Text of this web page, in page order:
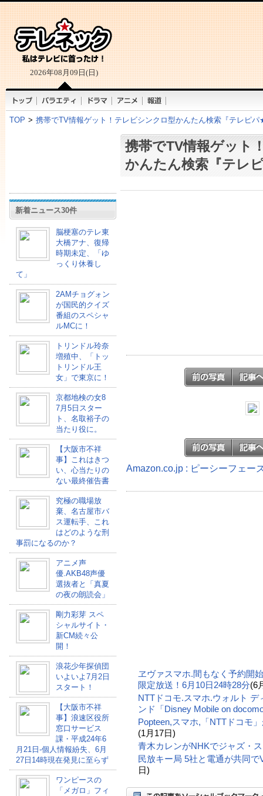
2026年08月09日(日)
TOP > 携帯でTV情報ゲット！テレビシンクロ型かんたん検索『テレピ
新着ニュース30件
脳梗塞のテレ東
大橋アナ、復帰
時期未定、「ゆ
っくり休養し
て」
2AMチョグォン
が国民的クイズ
番組のスペシャ
ルMCに！
トリンドル玲奈
増殖中、「トッ
トリンドル王
女」で東京に！
京都地検の女8
7月5日スター
ト、名取裕子の
当たり役に。
【大阪市不祥
事】これはきつ
い、心当たりの
ない最終催告書
究極の職場放
棄、名古屋市バ
ス運転手、これ
はどのような刑
事罰になるのか？
アニメ声
優.AKB48声優
選抜者と「真夏
の夜の朗読会」
剛力彩芽 スペ
シャルサイト・
新CM続々公
開！
浪花少年探偵団
いよいよ7月2日
スタート！
【大阪市不祥
事】浪速区役所
窓口サービス
課・平成24年6
月21日-個人情報紛失、6月
27日14時現在発見に至らず
ワンピースの
「メガロ」フィ
携帯でTV情報ゲット
かんたん検索『テレ
Amazon.co.jp : ピーシーフェー
ヱヴァスマホ.間もなく予約開
限定放送！6月10日24時28分(6
NTTドコモ.スマホ.ウォルト
ンド「Disney Mobile on
Popteen,スマホ,「NTTドコモ
(1月17日)
青木カレンがNHKでジャズ・
民放キー局 5社と電通が共同
日)